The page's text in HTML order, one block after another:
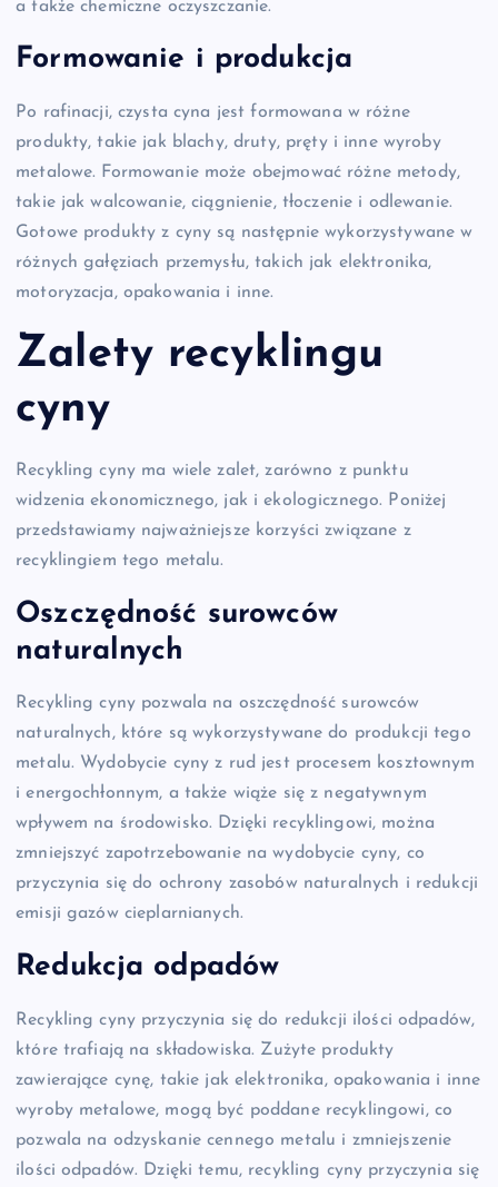
a także chemiczne oczyszczanie.
Formowanie i produkcja
Po rafinacji, czysta cyna jest formowana w różne
produkty, takie jak blachy, druty, pręty i inne wyroby
metalowe. Formowanie może obejmować różne metody,
takie jak walcowanie, ciągnienie, tłoczenie i odlewanie.
Gotowe produkty z cyny są następnie wykorzystywane w
różnych gałęziach przemysłu, takich jak elektronika,
motoryzacja, opakowania i inne.
Zalety recyklingu
cyny
Recykling cyny ma wiele zalet, zarówno z punktu
widzenia ekonomicznego, jak i ekologicznego. Poniżej
przedstawiamy najważniejsze korzyści związane z
recyklingiem tego metalu.
Oszczędność surowców
naturalnych
Recykling cyny pozwala na oszczędność surowców
naturalnych, które są wykorzystywane do produkcji tego
metalu. Wydobycie cyny z rud jest procesem kosztownym
i energochłonnym, a także wiąże się z negatywnym
wpływem na środowisko. Dzięki recyklingowi, można
zmniejszyć zapotrzebowanie na wydobycie cyny, co
przyczynia się do ochrony zasobów naturalnych i redukcji
emisji gazów cieplarnianych.
Redukcja odpadów
Recykling cyny przyczynia się do redukcji ilości odpadów,
które trafiają na składowiska. Zużyte produkty
zawierające cynę, takie jak elektronika, opakowania i inne
wyroby metalowe, mogą być poddane recyklingowi, co
pozwala na odzyskanie cennego metalu i zmniejszenie
ilości odpadów. Dzięki temu, recykling cyny przyczynia się